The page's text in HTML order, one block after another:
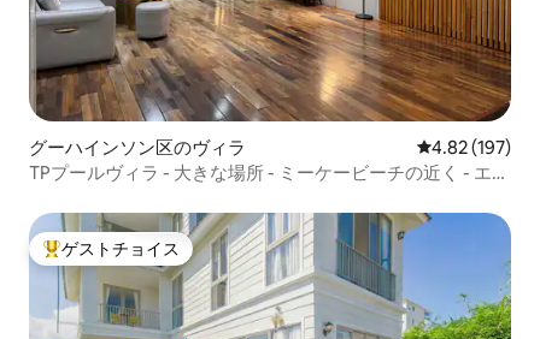
グーハインソン区のヴィラ レビュー197
4.82 (197)
TPプールヴィラ - 大きな場所 - ミーケービーチの近く - エア
大好評のゲストチョイスです。
ゲストチョイス